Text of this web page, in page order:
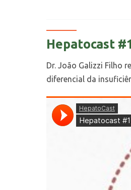
Hepatocast
Dr. João Galizzi Filho
diferencial da